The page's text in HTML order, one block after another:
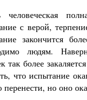
человеческая
с верой,
закончится
людям.
так более
что испытание
перенести, но оно